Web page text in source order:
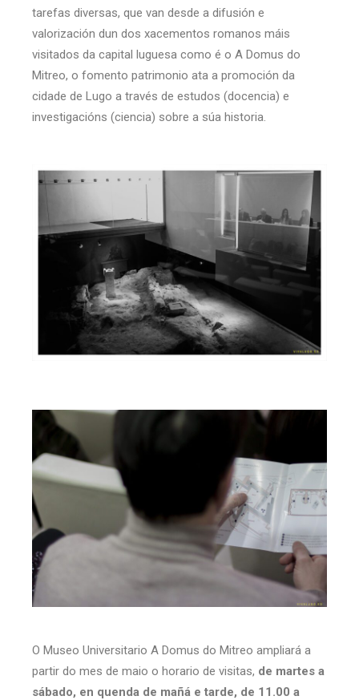
tarefas diversas, que van desde a difusión e
valorización dun dos xacementos romanos máis
visitados da capital luguesa como é o A Domus do
Mitreo, o fomento patrimonio ata a promoción da
cidade de Lugo a través de estudos (docencia) e
investigacións (ciencia) sobre a súa historia.
O Museo Universitario A Domus do Mitreo ampliará a
partir do mes de maio o horario de visitas, de martes a
sábado, en quenda de mañá e tarde, de 11.00 a